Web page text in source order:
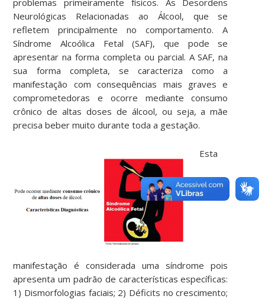
Neurológicas Relacionadas ao Álcool, que se
refletem principalmente no comportamento. A
Síndrome Alcoólica Fetal (SAF), que pode se
apresentar na forma completa ou parcial. A SAF, na
sua forma completa, se caracteriza como a
manifestação com consequências mais graves e
comprometedoras e ocorre mediante consumo
crônico de altas doses de álcool, ou seja, a mãe
precisa beber muito durante toda a gestação.
Esta
manifestação é considerada uma síndrome pois
apresenta um padrão de características específicas:
1) Dismorfologias faciais; 2) Déficits no crescimento;